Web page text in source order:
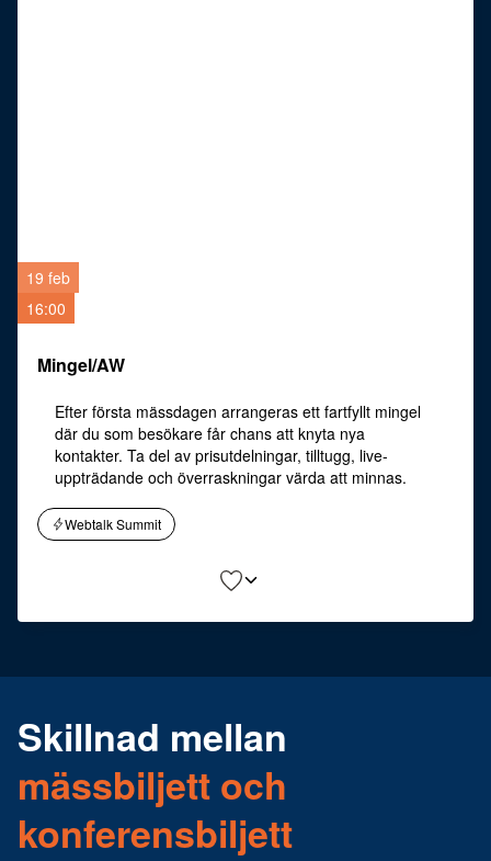
19 feb
16:00
Mingel/AW
Efter första mässdagen arrangeras ett fartfyllt mingel
där du som besökare får chans att knyta nya
kontakter. Ta del av prisutdelningar, tilltugg, live-
uppträdande och överraskningar värda att minnas.
Webtalk Summit
Skillnad mellan
mässbiljett och
konferensbiljett